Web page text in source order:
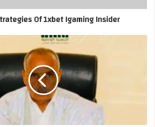
Of 1xbet Igaming Insider